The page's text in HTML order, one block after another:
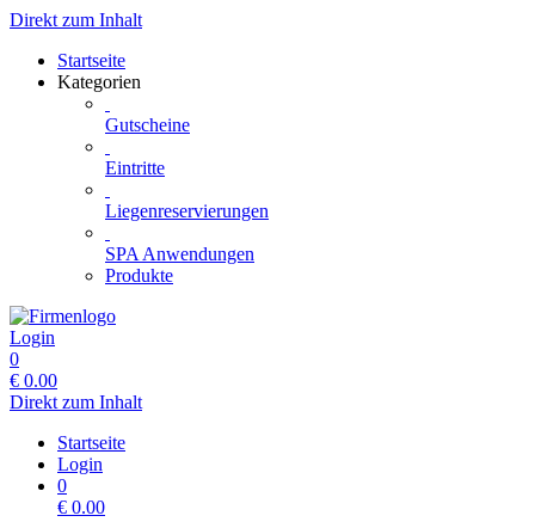
Direkt zum Inhalt
Startseite
Kategorien
Gutscheine
Eintritte
Liegenreservierungen
SPA Anwendungen
Produkte
Login
0
€ 0.00
Direkt zum Inhalt
Startseite
Login
0
€ 0.00